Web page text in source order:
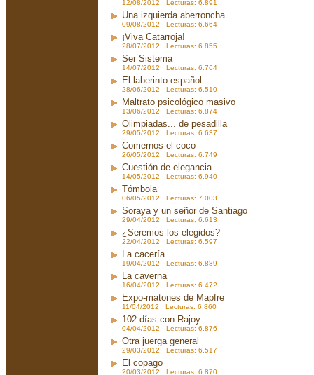
12/08/2012 Lecturas: 6.891
Una izquierda aberroncha
09/08/2012 Lecturas: 6.664
¡Viva Catarroja!
28/07/2012 Lecturas: 6.855
Ser Sistema
14/07/2012 Lecturas: 6.764
El laberinto español
28/06/2012 Lecturas: 6.510
Maltrato psicológico masivo
13/06/2012 Lecturas: 6.874
Olimpiadas... de pesadilla
29/05/2012 Lecturas: 6.637
Comernos el coco
26/05/2012 Lecturas: 6.749
Cuestión de elegancia
14/05/2012 Lecturas: 6.940
Tómbola
06/05/2012 Lecturas: 7.003
Soraya y un señor de Santiago
29/04/2012 Lecturas: 6.613
¿Seremos los elegidos?
22/04/2012 Lecturas: 6.597
La cacería
19/04/2012 Lecturas: 6.889
La caverna
16/04/2012 Lecturas: 6.472
Expo-matones de Mapfre
11/04/2012 Lecturas: 6.860
102 días con Rajoy
04/04/2012 Lecturas: 6.876
Otra juerga general
29/03/2012 Lecturas: 6.517
El copago
20/03/2012 Lecturas: 6.870